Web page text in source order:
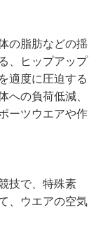
の脂肪などの揺
、ヒップアップ
適度に圧迫する
の負荷低減、
ーツウエアや作
技で、特殊素
、ウエアの空気